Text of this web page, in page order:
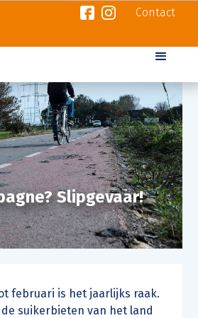
Contact
Slipgevaar!
februari is het jaarlijks raak.
suikerbieten van het land